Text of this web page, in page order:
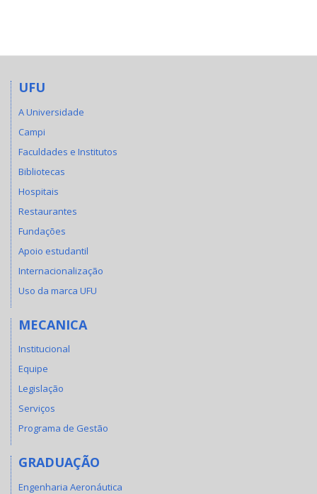
UFU
A Universidade
Campi
Faculdades e Institutos
Bibliotecas
Hospitais
Restaurantes
Fundações
Apoio estudantil
Internacionalização
Uso da marca UFU
MECANICA
Institucional
Equipe
Legislação
Serviços
Programa de Gestão
GRADUAÇÃO
Engenharia Aeronáutica